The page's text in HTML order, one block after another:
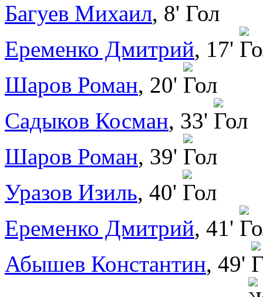
Багуев Михаил, 8'
Еременко Дмитрий, 17'
Шаров Роман, 20'
Садыков Косман, 33'
Шаров Роман, 39'
Уразов Изиль, 40'
Еременко Дмитрий, 41'
Абышев Константин, 49'